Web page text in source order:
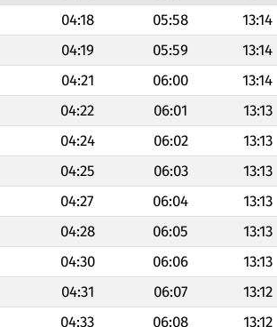
04:18 05:58 13:14
04:19 05:59 13:14
04:21 06:00 13:14
04:22 06:01 13:13
04:24 06:02 13:13
04:25 06:03 13:13
04:27 06:04 13:13
04:28 06:05 13:13
04:30 06:06 13:13
04:31 06:07 13:12
04:33 06:08 13:12